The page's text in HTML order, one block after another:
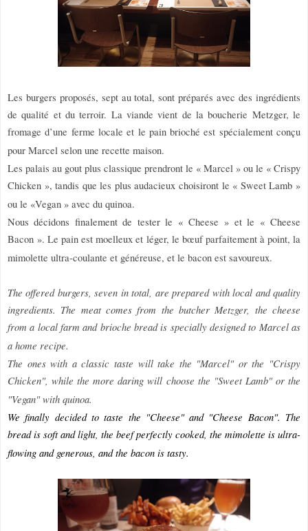
Les burgers proposés, sept au total, sont préparés avec des ingrédients
de qualité et du terroir. La viande vient de la boucherie Metzger, le
fromage d’une ferme locale et le pain brioché est spécialement conçu
pour Marcel selon une recette maison.
Les palais au gout plus classique prendront le « Marcel » ou le « Crispy
Chicken », tandis que les plus audacieux choisiront le « Sweet Lamb »
ou le «Vegan » avec du quinoa.
Nous décidons finalement de tester le « Cheese » et le « Cheese
Bacon ». Le pain est moelleux et léger, le bœuf parfaitement à point, la
mimolette ultra-coulante et généreuse, et le bacon est savoureux.
The offered burgers, seven in total, are prepared with local and quality
ingredients. The meat comes from the butcher Metzger, the cheese
from a local farm and brioche bread is specially designed to Marcel as
a home recipe.
The ones with a classic taste will take the "Marcel" or the "Crispy
Chicken", while the more daring will choose the "Sweet Lamb" or the
"Vegan" with quinoa.
We finally decided to taste the "Cheese" and "Cheese Bacon". The
bread is soft and light, the beef perfectly cooked, the mimolette is ultra-
flowing and generous, and the bacon is tasty.